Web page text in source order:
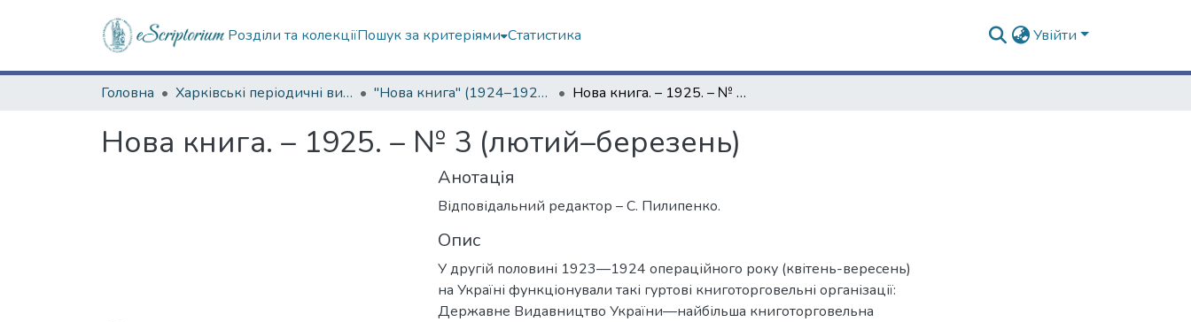
Розділи та колекціїПошук за критеріями Статистика Увійти
Головна Харківські періодичні видання "Нова книга" (1924–1925 рр.) Нова книга. – 1925. – № 3 (лютий–березень)
Нова книга. – 1925. – № 3 (лютий–березень)
Анотація
Відповідальний редактор – С. Пилипенко.
Опис
У другій половині 1923—1924 операційного року (квітень-вересень)
на Україні функціонували такі гуртові книготорговельні організації:
Державне Видавництво України—найбільша книготорговельна